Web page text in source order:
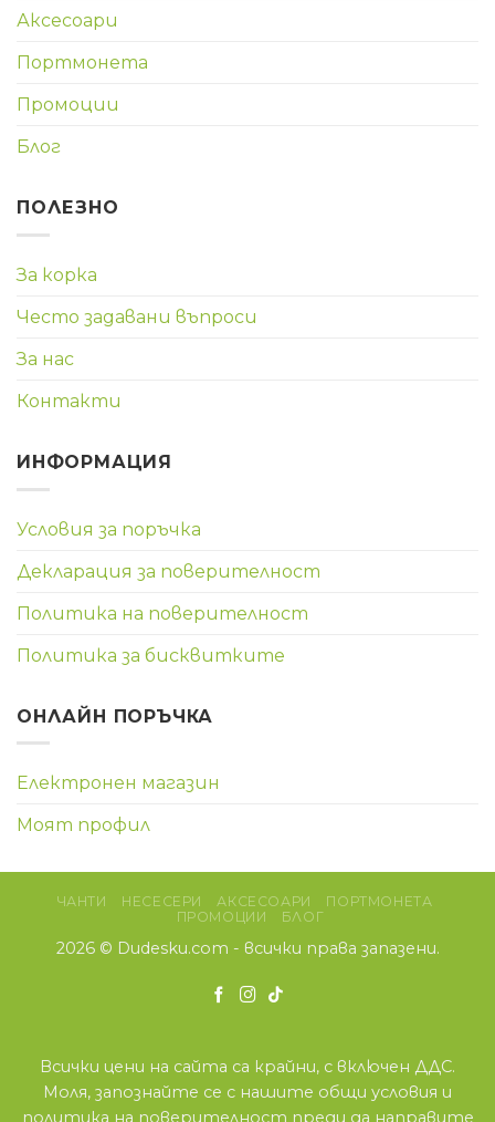
Аксесоари
Портмонета
Промоции
Блог
ПОЛЕЗНО
За корка
Често задавани въпроси
За нас
Контакти
ИНФОРМАЦИЯ
Условия за поръчка
Декларация за поверителност
Политика на поверителност
Политика за бисквитките
ОНЛАЙН ПОРЪЧКА
Електронен магазин
Моят профил
ЧАНТИ НЕСЕСЕРИ АКСЕСОАРИ
ПОРТМОНЕТА
ПРОМОЦИИ
БЛОГ
2026 © Dudesku.com - всички права запазени.
Всички цени на сайта са крайни, с включен ДДС.
Моля, запознайте се с нашите общи условия и
политика на поверителност преди да направите